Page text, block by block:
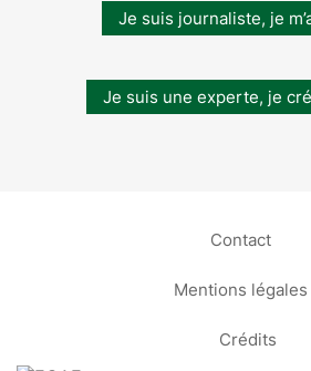
Je suis journaliste, je
Je suis une experte, je
Contact
Mentions légales
Crédits